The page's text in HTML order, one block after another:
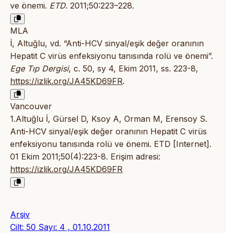
ve önemi. ETD. 2011;50:223–228.
MLA
İ, Altuğlu, vd. “Anti-HCV sinyal/eşik değer oranının
Hepatit C virüs enfeksiyonu tanısında rolü ve önemi”.
Ege Tıp Dergisi, c. 50, sy 4, Ekim 2011, ss. 223-8,
https://izlik.org/JA45KD69FR.
Vancouver
1.Altuğlu İ, Gürsel D, Ksoy A, Orman M, Erensoy S.
Anti-HCV sinyal/eşik değer oranının Hepatit C virüs
enfeksiyonu tanısında rolü ve önemi. ETD [Internet].
01 Ekim 2011;50(4):223-8. Erişim adresi:
https://izlik.org/JA45KD69FR
Arşiv
Cilt: 50 Sayı: 4 , 01.10.2011